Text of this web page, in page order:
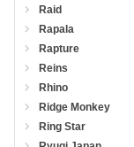
Raid
Rapala
Rapture
Reins
Rhino
Ridge Monkey
Ring Star